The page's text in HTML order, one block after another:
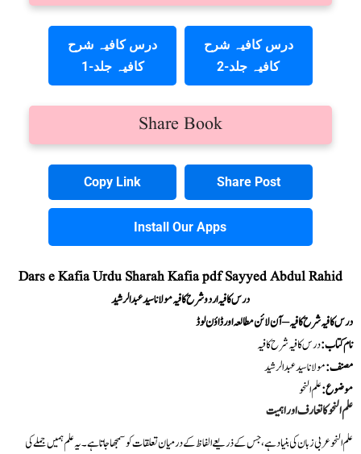
درس کافیہ شرح
کافیہ جلد-1
درس کافیہ شرح
کافیہ جلد-2
Share Book
Copy Link Share Post
Install Our Apps
Dars e Kafia Urdu Sharah Kafia pdf Sayyed Abdul Rahid
درس کافیہ اردو شرح کافیہ مولانا سید عبدالرشید
درس کا فیہ شرح کافیہ – آن لائن مطالعہ اور ڈاؤن لوڈ
نام کتاب:درس کا فیہ شرح کافیہ
مصنف:مولانا سید عبدالرشید
موضوع:علم النحو
علم النحو کا تعارف اور اہمیت
علم النحو عربی زبان کی بنیاد ہے، جس کے ذریعے الفاظ کے درمیان تعلقات کو سمجھا جاتا ہے۔ یہ علم ہمیں جملے کی